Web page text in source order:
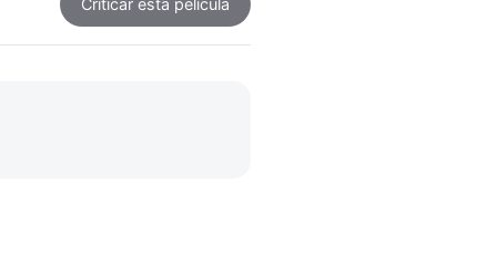
Criticar esta película